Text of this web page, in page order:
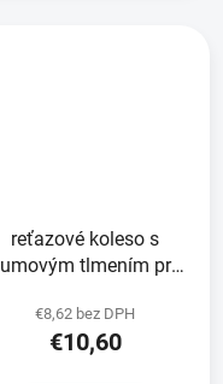
reťazové koleso s
tlmením pre
530 JT 18 zubov
€8,62 bez DPH
€10,60